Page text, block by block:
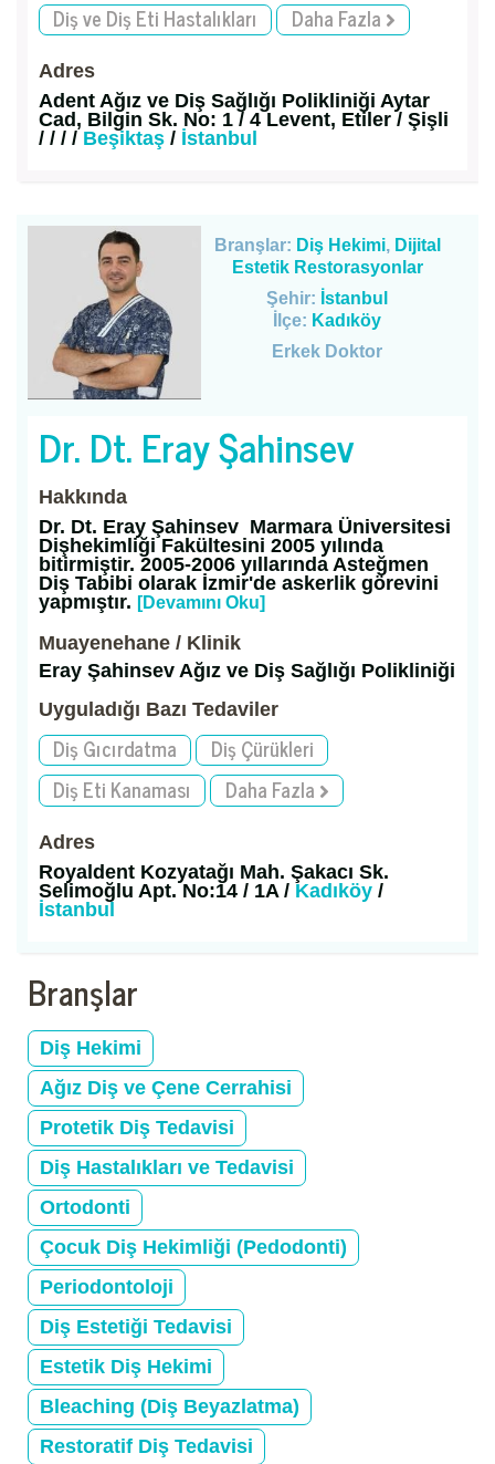
Diş ve Diş Eti Hastalıkları
Daha Fazla
Adres
Adent Ağız ve Diş Sağlığı Polikliniği Aytar
Cad, Bilgin Sk. No: 1 / 4 Levent, Etiler / Şişli
/ / / / Beşiktaş / İstanbul
Branşlar: Diş Hekimi, Dijital
Estetik Restorasyonlar
Şehir: İstanbul
İlçe: Kadıköy
Erkek Doktor
Dr. Dt. Eray Şahinsev
Hakkında
Dr. Dt. Eray Şahinsev Marmara Üniversitesi
Dişhekimliği Fakültesini 2005 yılında
bitirmiştir. 2005-2006 yıllarında Asteğmen
Diş Tabibi olarak İzmir'de askerlik görevini
yapmıştır. [Devamını Oku]
Muayenehane / Klinik
Eray Şahinsev Ağız ve Diş Sağlığı Polikliniği
Uyguladığı Bazı Tedaviler
Diş Gıcırdatma
Diş Çürükleri
Diş Eti Kanaması
Daha Fazla
Adres
Royaldent Kozyatağı Mah. Şakacı Sk.
Selimoğlu Apt. No:14 / 1A / Kadıköy /
İstanbul
Branşlar
Diş Hekimi
Ağız Diş ve Çene Cerrahisi
Protetik Diş Tedavisi
Diş Hastalıkları ve Tedavisi
Ortodonti
Çocuk Diş Hekimliği (Pedodonti)
Periodontoloji
Diş Estetiği Tedavisi
Estetik Diş Hekimi
Bleaching (Diş Beyazlatma)
Restoratif Diş Tedavisi